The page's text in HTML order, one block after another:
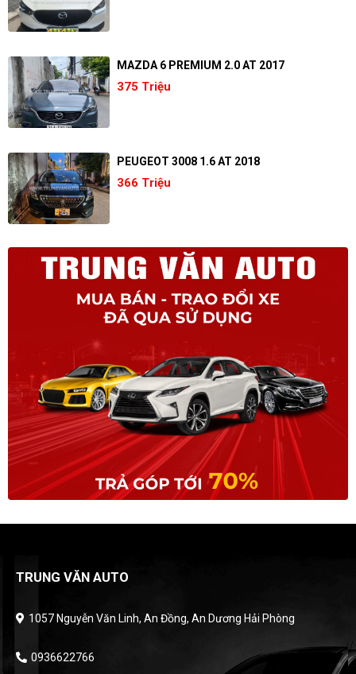
MAZDA 6 PREMIUM 2.0 AT 2017
375 Triệu
PEUGEOT 3008 1.6 AT 2018
366 Triệu
TRUNG VĂN AUTO
1057 Nguyễn Văn Linh, An Đồng, An Dương Hải Phòng
0936622766